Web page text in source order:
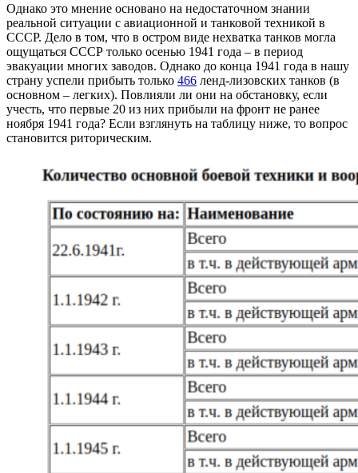
Однако это мнение основано на недостаточном знании
реальной ситуации с авиационной и танковой техникой в
СССР. Дело в том, что в остром виде нехватка танков могла
ощущаться СССР только осенью 1941 года – в период
эвакуации многих заводов. Однако до конца 1941 года в нашу
страну успели прибыть только 466 ленд-лизовских танков (в
основном – легких). Повлияли ли они на обстановку, если
учесть, что первые 20 из них прибыли на фронт не ранее
ноября 1941 года? Если взглянуть на таблицу ниже, то вопрос
становится риторическим.